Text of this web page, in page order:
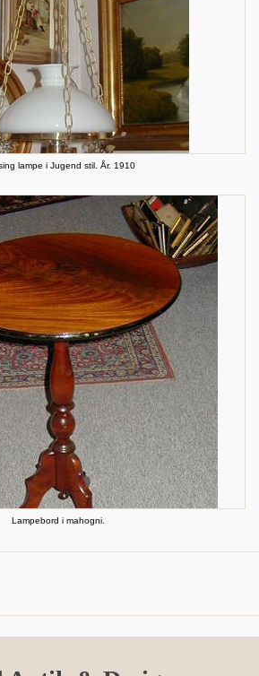
lampe i Jugend stil. År. 1910
Lampebord i mahogni.